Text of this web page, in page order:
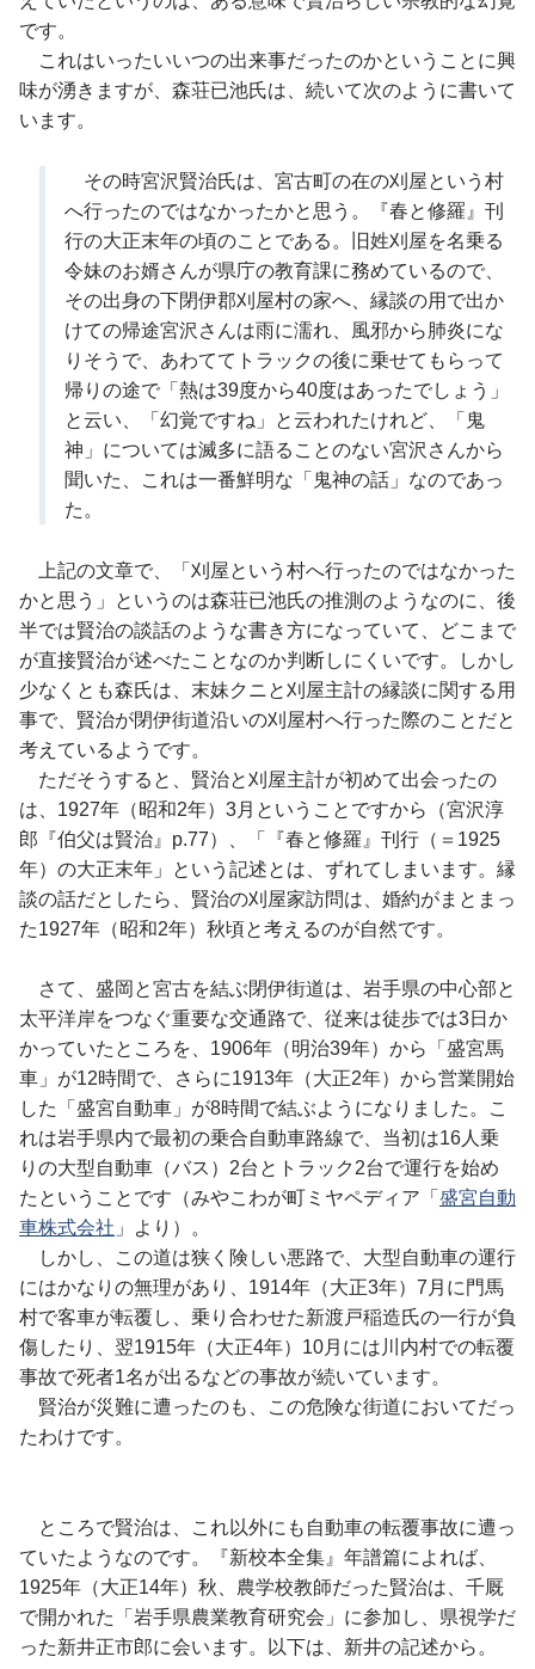
です。
これはいったいいつの出来事だったのかということに興
味が湧きますが、森荘已池氏は、続いて次のように書いて
います。
その時宮沢賢治氏は、宮古町の在の刈屋という村
へ行ったのではなかったかと思う。『春と修羅』刊
行の大正末年の頃のことである。旧姓刈屋を名乗る
令妹のお婿さんが県庁の教育課に務めているので、
その出身の下閉伊郡刈屋村の家へ、縁談の用で出か
けての帰途宮沢さんは雨に濡れ、風邪から肺炎にな
りそうで、あわててトラックの後に乗せてもらって
帰りの途で「熱は39度から40度はあったでしょう」
と云い、「幻覚ですね」と云われたけれど、「鬼
神」については滅多に語ることのない宮沢さんから
聞いた、これは一番鮮明な「鬼神の話」なのであっ
た。
上記の文章で、「刈屋という村へ行ったのではなかった
かと思う」というのは森荘已池氏の推測のようなのに、後
半では賢治の談話のような書き方になっていて、どこまで
が直接賢治が述べたことなのか判断しにくいです。しかし
少なくとも森氏は、末妹クニと刈屋主計の縁談に関する用
事で、賢治が閉伊街道沿いの刈屋村へ行った際のことだと
考えているようです。
ただそうすると、賢治と刈屋主計が初めて出会ったの
は、1927年（昭和2年）3月ということですから（宮沢淳
郎『伯父は賢治』p.77）、「『春と修羅』刊行（＝1925
年）の大正末年」という記述とは、ずれてしまいます。縁
談の話だとしたら、賢治の刈屋家訪問は、婚約がまとまっ
た1927年（昭和2年）秋頃と考えるのが自然です。
さて、盛岡と宮古を結ぶ閉伊街道は、岩手県の中心部と
太平洋岸をつなぐ重要な交通路で、従来は徒歩では3日か
かっていたところを、1906年（明治39年）から「盛宮馬
車」が12時間で、さらに1913年（大正2年）から営業開始
した「盛宮自動車」が8時間で結ぶようになりました。こ
れは岩手県内で最初の乗合自動車路線で、当初は16人乗
りの大型自動車（バス）2台とトラック2台で運行を始め
たということです（みやこわが町ミヤペディア「 盛宮自動
車株式会社 」より）。
しかし、この道は狭く険しい悪路で、大型自動車の運行
にはかなりの無理があり、1914年（大正3年）7月に門馬
村で客車が転覆し、乗り合わせた新渡戸稲造氏の一行が負
傷したり、翌1915年（大正4年）10月には川内村での転覆
事故で死者1名が出るなどの事故が続いています。
賢治が災難に遭ったのも、この危険な街道においてだっ
たわけです。
ところで賢治は、これ以外にも自動車の転覆事故に遭っ
ていたようなのです。『新校本全集』年譜篇によれば、
1925年（大正14年）秋、農学校教師だった賢治は、千厩
で開かれた「岩手県農業教育研究会」に参加し、県視学だ
った新井正市郎に会います。以下は、新井の記述から。